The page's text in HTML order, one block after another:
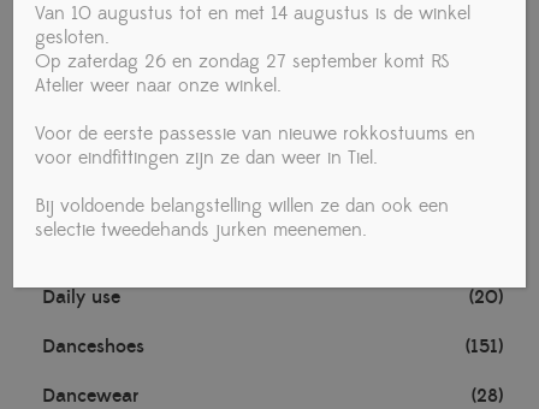
Towa handschoenen
Vrouw
Accessories
Daily use (20)
Danceshoes (151)
Dancewear (28)
Van 10 augustus tot en met 14 augustus is de winkel
gesloten.
Op zaterdag 26 en zondag 27 september komt RS
Atelier weer naar onze winkel.
Voor de eerste passessie van nieuwe rokkostuums en
voor eindfittingen zijn ze dan weer in Tiel.
Bij voldoende belangstelling willen ze dan ook een
selectie tweedehands jurken meenemen.